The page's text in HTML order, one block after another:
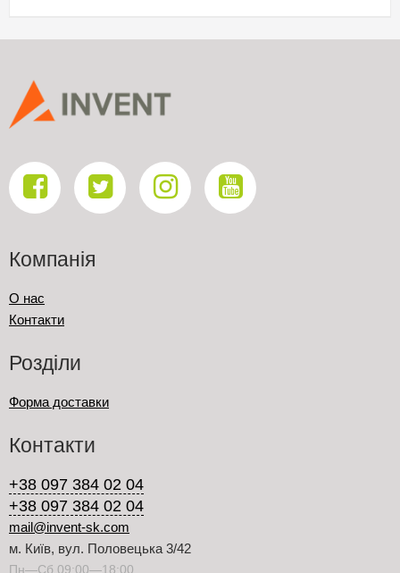
Компанія
О нас
Контакти
Розділи
Форма доставки
Контакти
+38 097 384 02 04
+38 097 384 02 04
mail@invent-sk.com
м. Київ, вул. Половецька 3/42
Пн—Сб 09:00—18:00